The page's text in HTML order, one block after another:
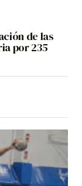
de las
por 235